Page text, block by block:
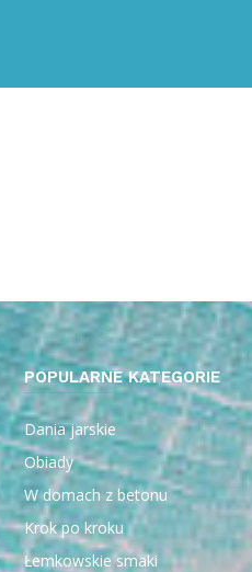
POPULARNE KATEGORIE
Dania jarskie
Obiady
W domach z betonu
Krok po kroku
Łemkowskie smaki